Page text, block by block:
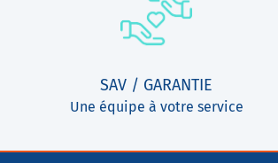
SAV / GARANTIE
Une équipe à votre service